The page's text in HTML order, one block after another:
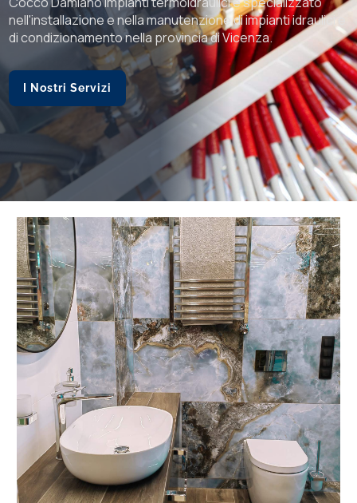
nell'installazione e nella
di condizionamento nella provincia
I Nostri Servizi
nell'installazione e nella manutenzione di impianti idraulici e
di condizionamento nella provincia di Vicenza.
I Nostri Servizi
manutenzione di impianti idraulici e
provincia di Vicenza.